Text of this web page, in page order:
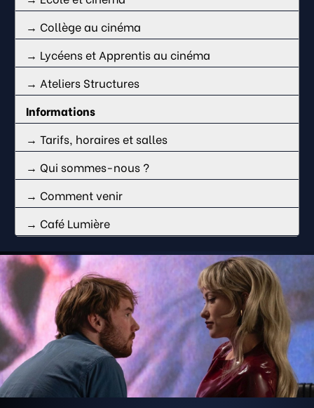
→ Collège au cinéma
→ Lycéens et Apprentis au cinéma
→ Ateliers Structures
Informations
→ Tarifs, horaires et salles
→ Qui sommes-nous ?
→ Comment venir
→ Café Lumière